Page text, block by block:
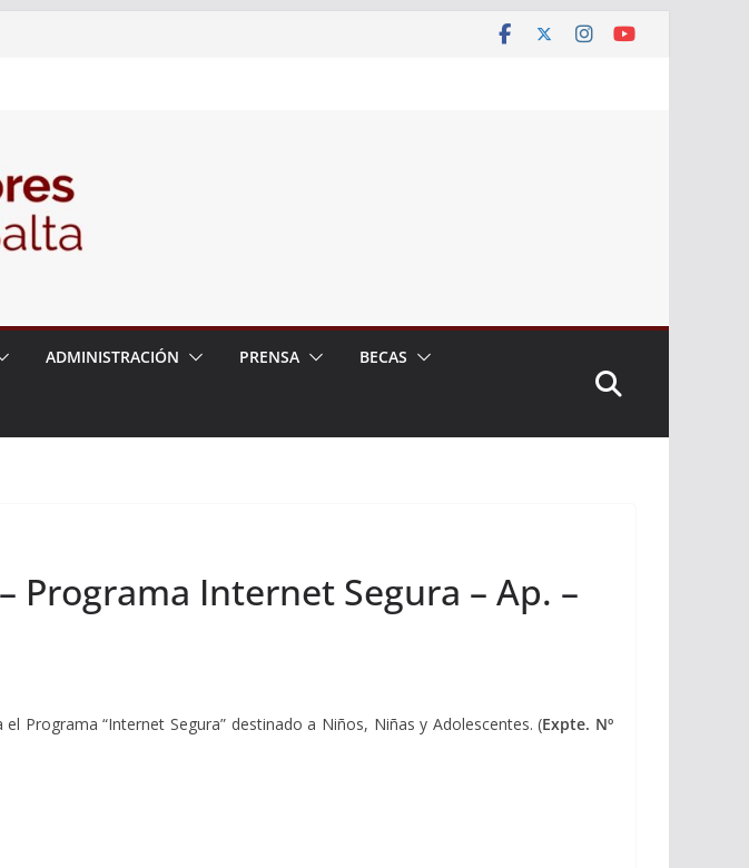
ADMINISTRACIÓN PRENSA BECAS
Programa Internet Segura – Ap. –
Programa “Internet Segura” destinado a Niños, Niñas y Adolescentes. (Expte. Nº